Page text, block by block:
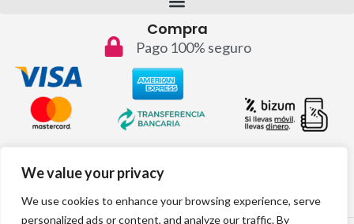
We value your privacy
We use cookies to enhance your browsing experience, serve
personalized ads or content, and analyze our traffic. By
Compra
Pago 100% seguro
info@topvinos.com